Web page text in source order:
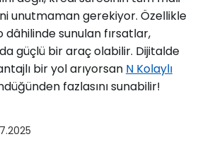
unutmaman gerekiyor. Özellikle
dâhilinde sunulan fırsatlar,
güçlü bir araç olabilir. Dijitalde
bir yol arıyorsan N Kolaylı
fazlasını sunabilir!